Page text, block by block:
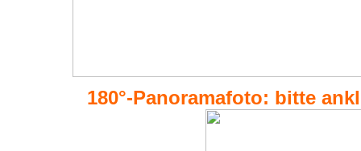
180°-Panoramafoto: bitte